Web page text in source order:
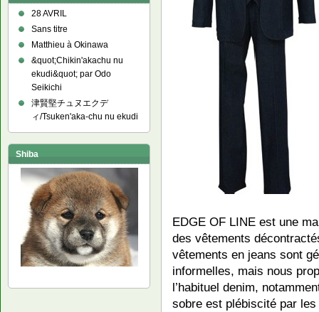
EDGE OF LINE est une
des vêtements
vêtements en jeans sont
informelles, mais nous
l’habituel denim,
sobre est plébiscité par
28 AVRIL
Sans titre
Matthieu à Okinawa
&quot;Chikin'akachu nu
ekudi&quot; par Odo
Seikichi
津賢堅チュヌエクデ
ィ/Tsuken'aka-chu nu ekudi
Shiba